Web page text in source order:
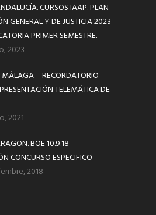
CURSOS IAAP. PLAN
GENERAL Y DE JUSTICIA 2023
PRIMER SEMESTRE.
2023
– RECORDATORIO
TELEMÁTICA DE
2021
BOE 10.9.18
CONCURSO ESPECIFICO
2018